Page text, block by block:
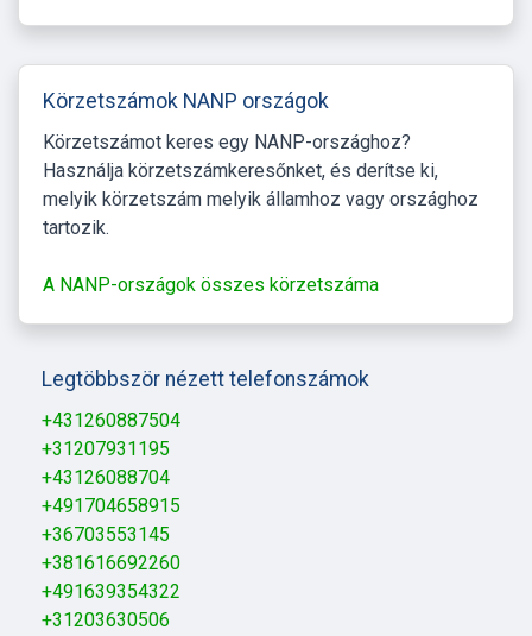
Körzetszámok NANP országok
Körzetszámot keres egy NANP-országhoz?
Használja körzetszámkeresőnket, és derítse ki,
melyik körzetszám melyik államhoz vagy országhoz
tartozik.
A NANP-országok összes körzetszáma
Legtöbbször nézett telefonszámok
+431260887504
+31207931195
+43126088704
+491704658915
+36703553145
+381616692260
+491639354322
+31203630506